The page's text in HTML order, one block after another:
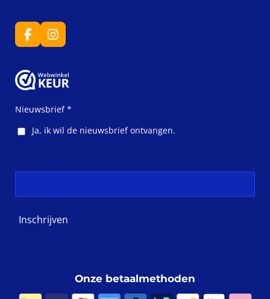
F
a
e
b
o
I
n
t
a
r
m
Nieuwsbrief *
Ja, ik wil de nieuwsbrief ontvangen.
Inschrijven
Onze betaalmethoden